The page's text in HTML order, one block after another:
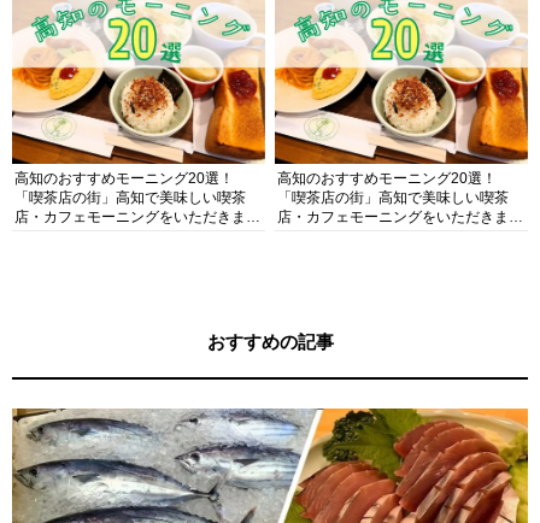
高知のおすすめモーニング20選！
「喫茶店の街」高知で美味しい喫茶
店・カフェモーニングをいただきま
高知のおすすめモーニング20選！
「喫茶店の街」高知で美味しい喫茶
店・カフェモーニングをいただきま
おすすめの記事